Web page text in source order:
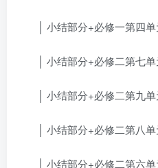
│ 小结部分+必修一第四
│ 小结部分+必修二第七
│ 小结部分+必修二第九
│ 小结部分+必修二第八
│ 小结部分+必修二第六